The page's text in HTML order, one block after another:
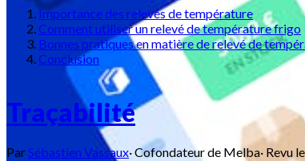
Importance des relevés de température
Comment utiliser un relevé de température frigo
Bonnes pratiques en matière de relevé de
Conclusion
Traçabilité
ParSébastien Vassaux·Cofondateur de Melba· Revu le